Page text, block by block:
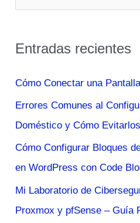
u
c
p
o
r
:
Entradas recientes
Cómo Conectar una
Errores Comunes al
Doméstico y Cómo Evitarlos
Cómo Configurar Bloques
en WordPress con Code
Mi Laboratorio de
Proxmox y pfSense – Guía